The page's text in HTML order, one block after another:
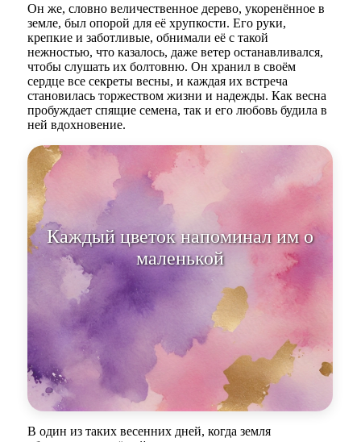
Он же, словно величественное дерево, укоренённое в
земле, был опорой для её хрупкости. Его руки,
крепкие и заботливые, обнимали её с такой
нежностью, что казалось, даже ветер останавливался,
чтобы слушать их болтовню. Он хранил в своём
сердце все секреты весны, и каждая их встреча
становилась торжеством жизни и надежды. Как весна
пробуждает спящие семена, так и его любовь будила в
ней вдохновение.
Каждый цветок напоминал им о
маленькой звезде, вплетённой в
В один из таких весенних дней, когда земля